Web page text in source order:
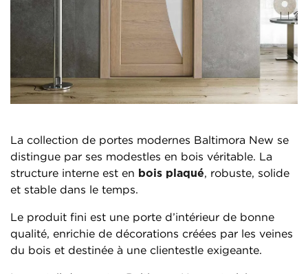
La collection de portes modernes Baltimora New se
distingue par ses modestles en bois véritable. La
structure interne est en bois plaqué, robuste, solide
et stable dans le temps.
Le produit fini est une porte d’intérieur de bonne
qualité, enrichie de décorations créées par les veines
du bois et destinée à une clientestle exigeante.